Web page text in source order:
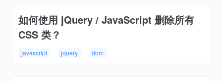
如何使用 jQuery / JavaScript 删除所有
CSS 类？
javascript jquery dom